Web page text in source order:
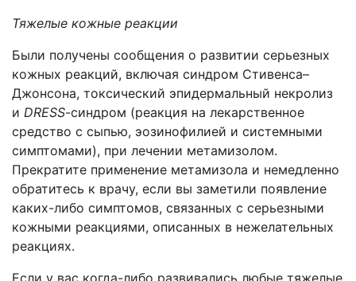
Тяжелые кожные реакции
Были получены сообщения о развитии серьезных
кожных реакций, включая синдром Стивенса–
Джонсона, токсический эпидермальный некролиз
и DRESS-синдром (реакция на лекарственное
средство с сыпью, эозинофилией и системными
симптомами), при лечении метамизолом.
Прекратите применение метамизола и немедленно
обратитесь к врачу, если вы заметили появление
каких-либо симптомов, связанных с серьезными
кожными реакциями, описанных в нежелательных
реакциях.
Если у вас когда-либо развивались любые тяжелые